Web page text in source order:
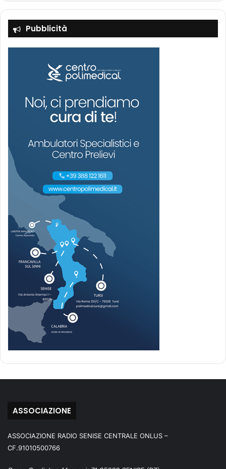
Pubblicità
ASSOCIAZIONE
ASSOCIAZIONE RADIO SENISE CENTRALE ONLUS –
CF.91010500766